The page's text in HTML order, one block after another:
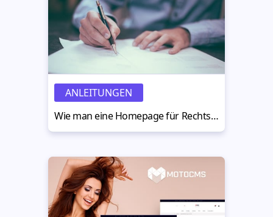
ANLEITUNGEN
Wie man eine Homepage für Rechtsanwälte erstellt